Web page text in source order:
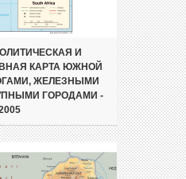
И
КАРТА ЮЖНОЙ
ЖЕЛЕЗНЫМИ
ГОРОДАМИ -